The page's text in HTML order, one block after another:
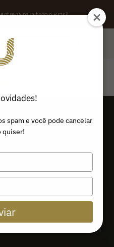
para todo o Brasil
ONDE ENCONTRAR
spam e você pode cancelar
quiser!